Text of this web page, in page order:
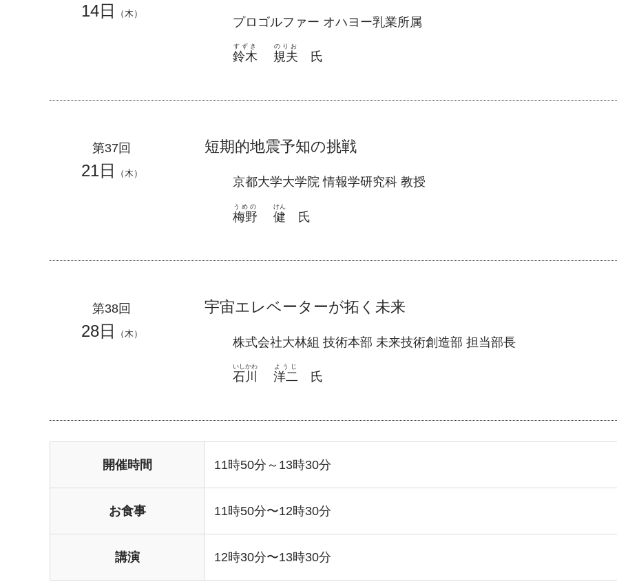
14日 （木）
プロゴルファー オハヨー乳業所属
鈴木
すずき
規夫
のりお
氏
第37回
21日 （木）
短期的地震予知の挑戦
京都大学大学院 情報学研究科 教授
梅野
うめの
健
けん
氏
第38回
28日 （木）
宇宙エレベーターが拓く未来
株式会社大林組 技術本部 未来技術創造部 担当部長
石川
いしかわ
洋二
ようじ
氏
開催時間 11時50分～13時30分
お食事 11時50分〜12時30分
講演 12時30分〜13時30分